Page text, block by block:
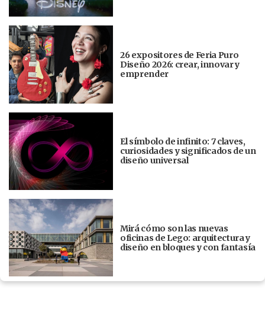
26 expositores de Feria Puro
Diseño 2026: crear, innovar y
emprender
El símbolo de infinito: 7 claves,
curiosidades y significados de un
diseño universal
Mirá cómo son las nuevas
oficinas de Lego: arquitectura y
diseño en bloques y con fantasía